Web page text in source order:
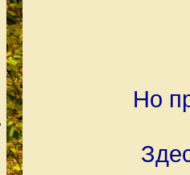
Но